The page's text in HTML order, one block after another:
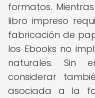
formatos.
libro impreso
fabricación de
los Ebooks no
naturales. Sin
considerar
asociada a la